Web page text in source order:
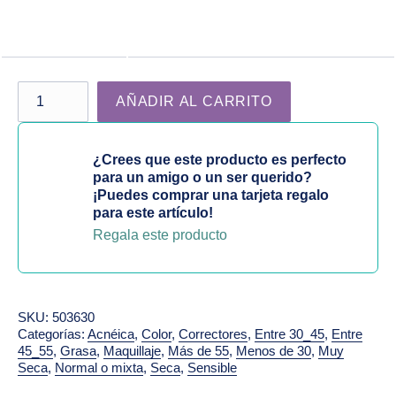
AÑADIR AL CARRITO
¿Crees que este producto es perfecto
para un amigo o un ser querido?
¡Puedes comprar una tarjeta regalo
para este artículo!
Regala este producto
SKU: 503630
Categorías: Acnéica, Color, Correctores, Entre 30_45, Entre
45_55, Grasa, Maquillaje, Más de 55, Menos de 30, Muy
Seca, Normal o mixta, Seca, Sensible